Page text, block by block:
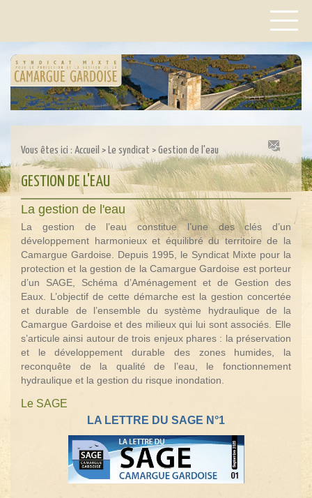
Vous êtes ici : Accueil > Le syndicat > Gestion de l'eau
GESTION DE L'EAU
La gestion de l'eau
La gestion de l’eau constitue l’une des clés d’un
développement harmonieux et équilibré du territoire de la
Camargue Gardoise. Depuis 1995, le Syndicat Mixte pour la
protection et la gestion de la Camargue Gardoise est porteur
d’un SAGE, Schéma d’Aménagement et de Gestion des
Eaux. L’objectif de cette démarche est la gestion concertée
et durable de l’ensemble du système hydraulique de la
Camargue Gardoise et des milieux qui lui sont associés. Elle
s’articule ainsi autour de trois enjeux phares : la préservation
et le développement durable des zones humides, la
reconquête de la qualité de l’eau, le fonctionnement
hydraulique et la gestion du risque inondation.
Le SAGE
LA LETTRE DU SAGE N°1